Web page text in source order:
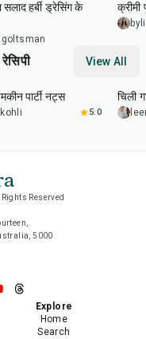
सलाद हर्बी ड्रेसिंग के
View All
पार्टी नट्स
5.0
चिली
Reserved
5000
Explore
Home
Search